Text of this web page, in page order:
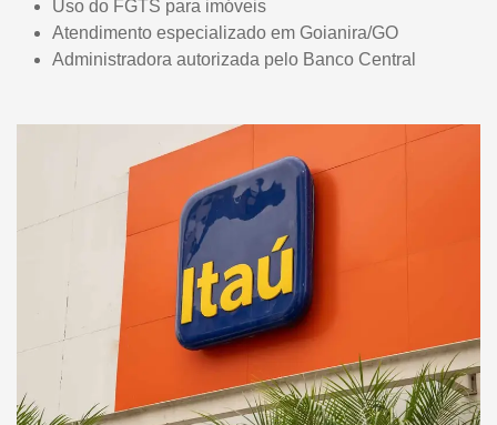
Uso do FGTS para imóveis
Atendimento especializado em Goianira/GO
Administradora autorizada pelo Banco Central